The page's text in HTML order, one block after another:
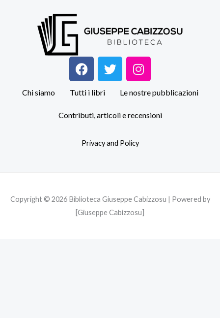
F
a
c
e
b
k
T
w
t
I
n
s
t
a
a
Chi siamo Tutti i libri Le nostre pubblicazioni
Contributi, articoli e recensioni
Privacy and Policy
Copyright © 2026 Biblioteca Giuseppe Cabizzosu | Powered by
[Giuseppe Cabizzosu]